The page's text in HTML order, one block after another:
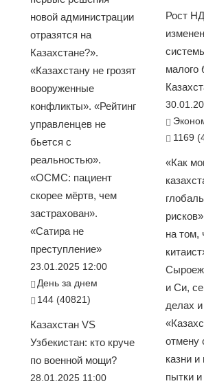
новой администрации
отразятся на
Казахстане?».
«Казахстану не грозят
вооруженные
конфликты». «Рейтинг
управленцев не
бьется с
реальностью».
«ОСМС: пациент
скорее мёртв, чем
застрахован».
«Сатира не
преступление»
23.01.2025 12:00
День за днем
144 (40821)
Казахстан VS
Узбекистан: кто круче
по военной мощи?
28.01.2025 11:00
Рост
малого
1169
«Как
на том,
и Си,
делах
отмену
казни и
пытки и